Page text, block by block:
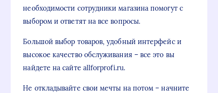
необходимости сотрудники магазина помогут с
выбором и ответят на все вопросы.
Большой выбор товаров, удобный интерфейс и
высокое качество обслуживания – все это вы
найдете на сайте allforprofi.ru.
Не откладывайте свои мечты на потом – начните